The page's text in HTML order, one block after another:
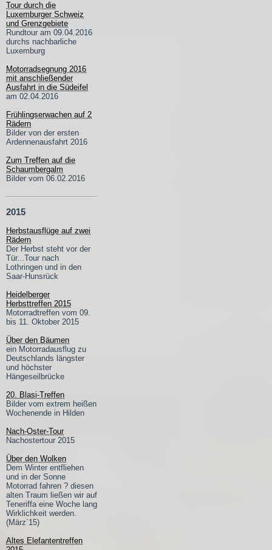
Tour durch die
Luxemburger Schweiz
und Grenzgebiete
Rundtour am 09.04.2016
durchs nachbarliche
Luxemburg
Motorradsegnung 2016
mit anschließender
Ausfahrt in die Südeifel
am 02.04.2016
Frühlingserwachen auf 2
Rädern
Bilder von der ersten
Ardennenausfahrt 2016
Zum Treffen auf die
Schaumbergalm
Bilder vom 06.02.2016
2015
Herbstausflüge auf zwei
Rädern
Der Herbst steht vor der
Tür...Tour nach
Lothringen und in den
Saar-Hunsrück
Heidelberger
Herbsttreffen 2015
Motorradtreffen vom 09.
bis 11. Oktober 2015
Über den Bäumen
ein Motorradausflug zu
Deutschlands längster
und höchster
Hängeseilbrücke
20. Blasi-Treffen
Bilder vom extrem heißen
Wochenende in Hilden
Nach-Oster-Tour
Nachostertour 2015
Über den Wolken
Dem Winter entfliehen
und in der Sonne
Motorrad fahren ? diesen
alten Traum ließen wir auf
Teneriffa eine Woche lang
Wirklichkeit werden.
(März´15)
Altes Elefantentreffen